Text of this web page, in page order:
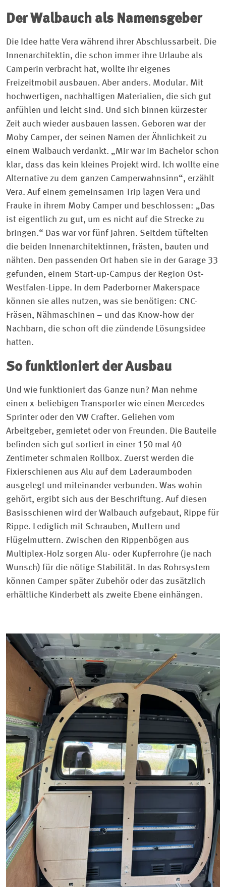
Der Walbauch als Namensgeber
Die Idee hatte Vera während ihrer Abschlussarbeit. Die
Innenarchitektin, die schon immer ihre Urlaube als
Camperin verbracht hat, wollte ihr eigenes
Freizeitmobil ausbauen. Aber anders. Modular. Mit
hochwertigen, nachhaltigen Materialien, die sich gut
anfühlen und leicht sind. Und sich binnen kürzester
Zeit auch wieder ausbauen lassen. Geboren war der
Moby Camper, der seinen Namen der Ähnlichkeit zu
einem Walbauch verdankt. „Mir war im Bachelor schon
klar, dass das kein kleines Projekt wird. Ich wollte eine
Alternative zu dem ganzen Camperwahnsinn“, erzählt
Vera. Auf einem gemeinsamen Trip lagen Vera und
Frauke in ihrem Moby Camper und beschlossen: „Das
ist eigentlich zu gut, um es nicht auf die Strecke zu
bringen.“ Das war vor fünf Jahren. Seitdem tüftelten
die beiden Innenarchitektinnen, frästen, bauten und
nähten. Den passenden Ort haben sie in der Garage 33
gefunden, einem Start-up-Campus der Region Ost-
Westfalen-Lippe. In dem Paderborner Makerspace
können sie alles nutzen, was sie benötigen: CNC-
Fräsen, Nähmaschinen – und das Know-how der
Nachbarn, die schon oft die zündende Lösungsidee
hatten.
So funktioniert der Ausbau
Und wie funktioniert das Ganze nun? Man nehme
einen x-beliebigen Transporter wie einen Mercedes
Sprinter oder den VW Crafter. Geliehen vom
Arbeitgeber, gemietet oder von Freunden. Die Bauteile
befinden sich gut sortiert in einer 150 mal 40
Zentimeter schmalen Rollbox. Zuerst werden die
Fixierschienen aus Alu auf dem Laderaumboden
ausgelegt und miteinander verbunden. Was wohin
gehört, ergibt sich aus der Beschriftung. Auf diesen
Basisschienen wird der Walbauch aufgebaut, Rippe für
Rippe. Lediglich mit Schrauben, Muttern und
Flügelmuttern. Zwischen den Rippenbögen aus
Multiplex-Holz sorgen Alu- oder Kupferrohre (je nach
Wunsch) für die nötige Stabilität. In das Rohrsystem
können Camper später Zubehör oder das zusätzlich
erhältliche Kinderbett als zweite Ebene einhängen.